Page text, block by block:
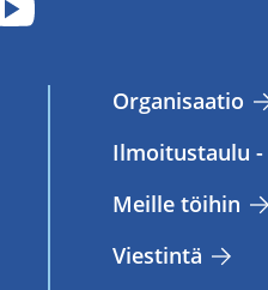
Or­ga­ni­saa­tio
Il­moi­tus­tau­lu
Meil­le töi­hin
Vies­tin­tä